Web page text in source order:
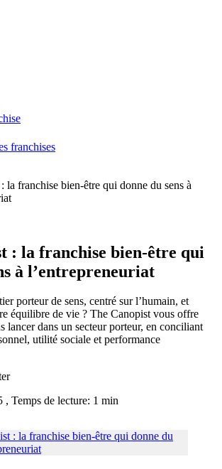
franchises
la franchise bien-être qui donne du sens à
: la franchise bien-être qui
à l’entrepreneuriat
porteur de sens, centré sur l’humain, et
équilibre de vie ? The Canopist vous offre
lancer dans un secteur porteur, en conciliant
utilité sociale et performance
, Temps de lecture: 1 min